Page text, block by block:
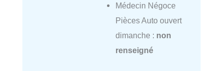
Médecin Négoce
Pièces Auto ouvert
dimanche : non
renseigné